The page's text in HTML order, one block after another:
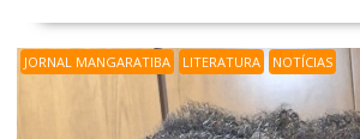
JORNAL MANGARATIBA LITERATURA NOTÍCIAS